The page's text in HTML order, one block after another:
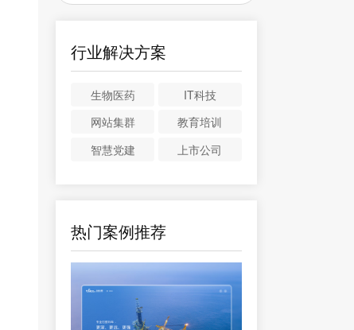
行业解决方案
生物医药
IT科技
网站集群
教育培训
智慧党建
上市公司
热门案例推荐